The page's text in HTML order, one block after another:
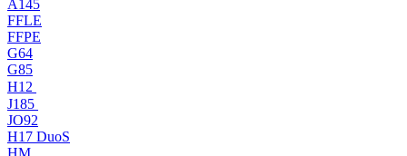
A145
FFLE
FFPE
G64
G85
H12
J185
JO92
H17 DuoS
HM